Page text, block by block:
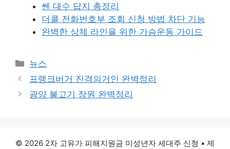
쎈 대수 답지 총정리
더콜 전화번호부 조회 신청 방법 차단 기능
완벽한 상체 라인을 위한 가슴운동 가이드
카
테
리
뉴스
프랭크버거 진격의거인 완벽정리
광양 불고기 장원 완벽정리
© 2026 2차 고유가 피해지원금 미성년자 세대주 신청 • 제